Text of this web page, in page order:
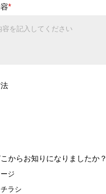
*
からお知りになりましたか？
ジ
ラシ